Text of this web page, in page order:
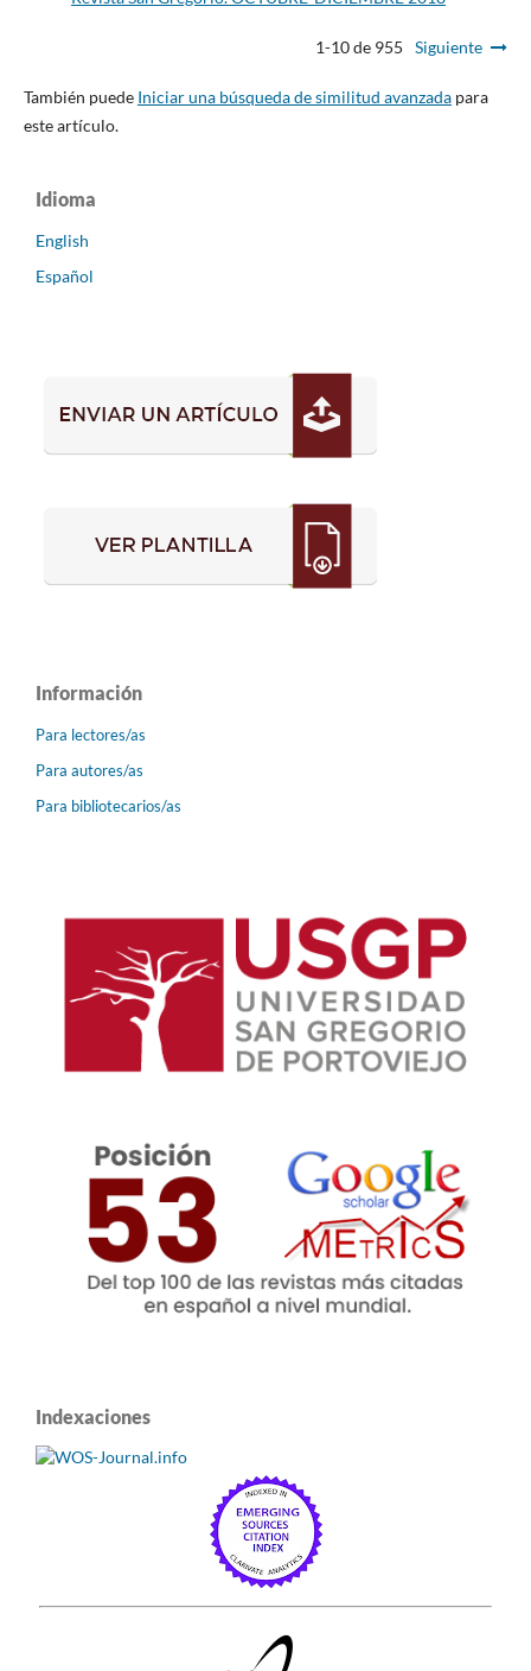
1-10 de 955 Siguiente
También puede Iniciar una búsqueda de similitud avanzadapara
este artículo.
Idioma
English
Español
Información
Para lectores/as
Para autores/as
Para bibliotecarios/as
Indexaciones